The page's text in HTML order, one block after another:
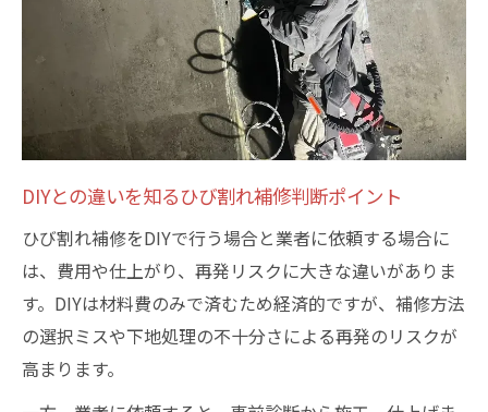
DIYとの違いを知るひび割れ補修判断ポイント
ひび割れ補修をDIYで行う場合と業者に依頼する場合に
は、費用や仕上がり、再発リスクに大きな違いがありま
す。DIYは材料費のみで済むため経済的ですが、補修方法
の選択ミスや下地処理の不十分さによる再発のリスクが
高まります。